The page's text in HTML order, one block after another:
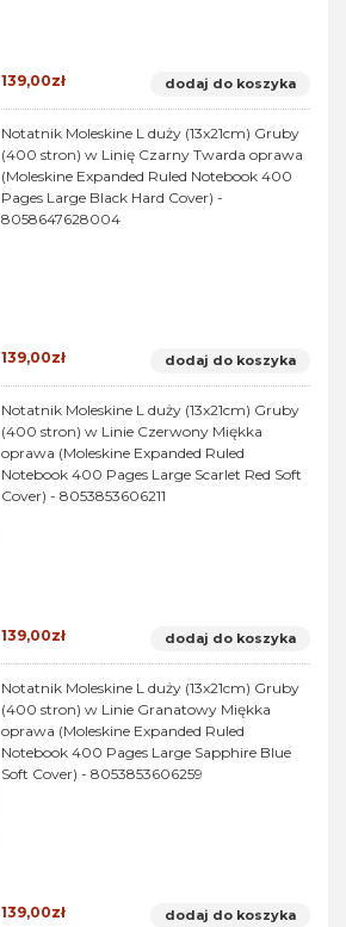
139,00zł dodaj do koszyka
Notatnik Moleskine L duży (13x21cm) Gruby
(400 stron) w Linię Czarny Twarda oprawa
(Moleskine Expanded Ruled Notebook 400
Pages Large Black Hard Cover) -
8058647628004
139,00zł dodaj do koszyka
Notatnik Moleskine L duży (13x21cm) Gruby
(400 stron) w Linie Czerwony Miękka
oprawa (Moleskine Expanded Ruled
Notebook 400 Pages Large Scarlet Red Soft
Cover) - 8053853606211
139,00zł dodaj do koszyka
Notatnik Moleskine L duży (13x21cm) Gruby
(400 stron) w Linie Granatowy Miękka
oprawa (Moleskine Expanded Ruled
Notebook 400 Pages Large Sapphire Blue
Soft Cover) - 8053853606259
139,00zł dodaj do koszyka